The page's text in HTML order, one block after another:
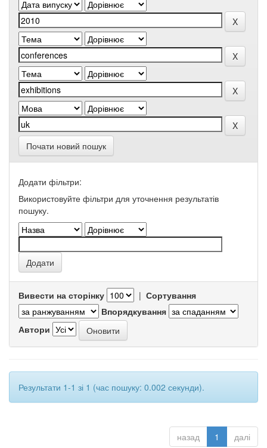
Почати новий пошук
Додати фільтри:
Використовуйте фільтри для уточнення результатів
пошуку.
Вивести на сторінку | Сортування
Впорядкування
Автори
Результати 1-1 зі 1 (час пошуку: 0.002 секунди).
назад 1 далі